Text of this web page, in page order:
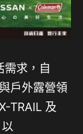
需求，自
戶外露營領
TRAIL 及